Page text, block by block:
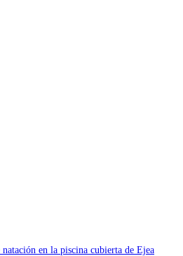
en la piscina cubierta de Ejea